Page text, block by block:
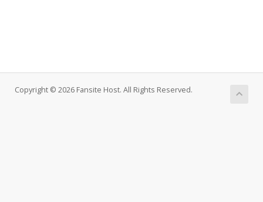
Copyright © 2026 Fansite Host. All Rights Reserved.